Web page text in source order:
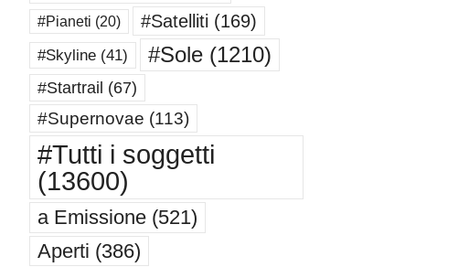
#Pianeti (20) #Satelliti (169)
#Skyline(41) #Sole(1210)
#Startrail (67)
#Supernovae (113)
#Tutti i soggetti
(13600)
a Emissione(521)
Aperti (386)